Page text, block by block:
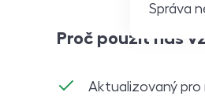
Správa
Proč použít náš
Aktualizovaný pro